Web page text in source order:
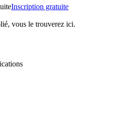
Inscription gratuite
vous le trouverez ici.